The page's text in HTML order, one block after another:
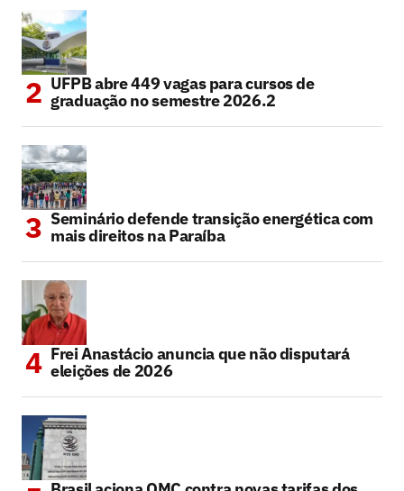
UFPB abre 449 vagas para cursos de
graduação no semestre 2026.2
Seminário defende transição energética com
mais direitos na Paraíba
Frei Anastácio anuncia que não disputará
eleições de 2026